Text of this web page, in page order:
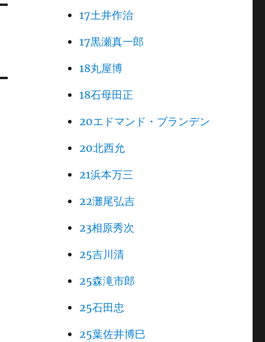
17土井作治
17黒瀬真一郎
18丸屋博
18石母田正
20エドマンド・ブランデン
20北西允
21浜本万三
22灘尾弘吉
23相原秀次
25吉川清
25森滝市郎
25石田忠
25葉佐井博巳